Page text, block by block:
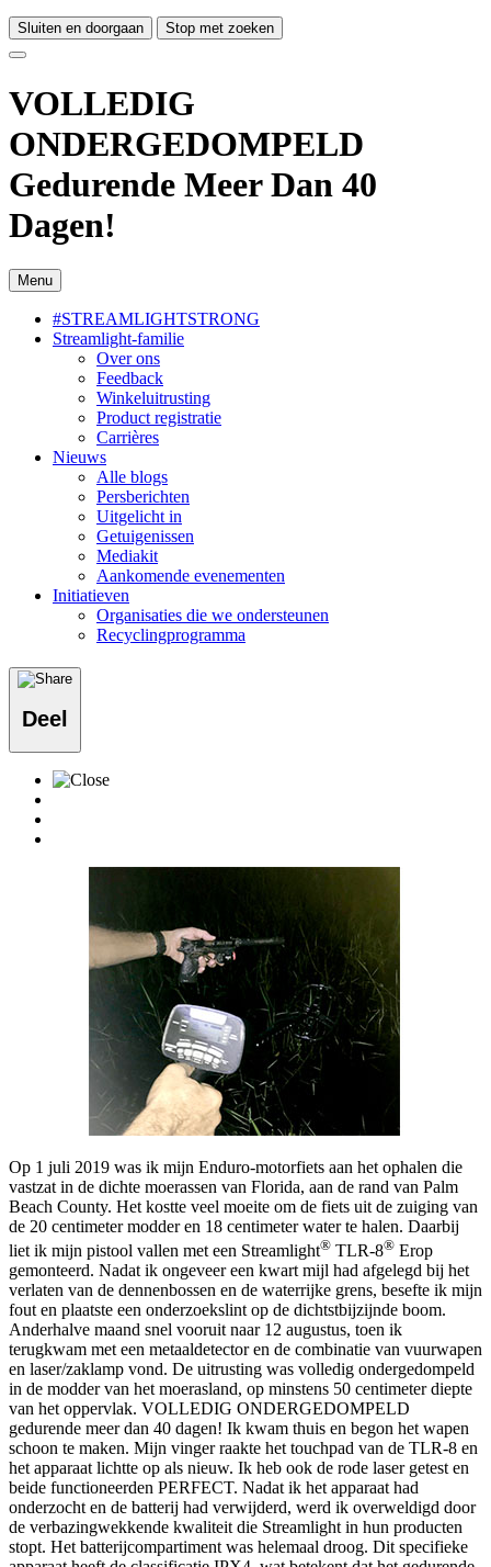
Sluiten en doorgaan Stop met zoeken
VOLLEDIG
ONDERGEDOMPELD
Gedurende Meer Dan 40
Dagen!
Menu
#STREAMLIGHTSTRONG
Streamlight-familie
Over ons
Feedback
Winkeluitrusting
Product registratie
Carrières
Nieuws
Alle blogs
Persberichten
Uitgelicht in
Getuigenissen
Mediakit
Aankomende evenementen
Initiatieven
Organisaties die we ondersteunen
Recyclingprogramma
Deel
Op 1 juli 2019 was ik mijn Enduro-motorfiets aan het ophalen die
vastzat in de dichte moerassen van Florida, aan de rand van Palm
Beach County. Het kostte veel moeite om de fiets uit de zuiging van
de 20 centimeter modder en 18 centimeter water te halen. Daarbij
liet ik mijn pistool vallen met een Streamlight® TLR-8® Erop
gemonteerd. Nadat ik ongeveer een kwart mijl had afgelegd bij het
verlaten van de dennenbossen en de waterrijke grens, besefte ik mijn
fout en plaatste een onderzoekslint op de dichtstbijzijnde boom.
Anderhalve maand snel vooruit naar 12 augustus, toen ik
terugkwam met een metaaldetector en de combinatie van vuurwapen
en laser/zaklamp vond. De uitrusting was volledig ondergedompeld
in de modder van het moerasland, op minstens 50 centimeter diepte
van het oppervlak. VOLLEDIG ONDERGEDOMPELD
gedurende meer dan 40 dagen! Ik kwam thuis en begon het wapen
schoon te maken. Mijn vinger raakte het touchpad van de TLR-8 en
het apparaat lichtte op als nieuw. Ik heb ook de rode laser getest en
beide functioneerden PERFECT. Nadat ik het apparaat had
onderzocht en de batterij had verwijderd, werd ik overweldigd door
de verbazingwekkende kwaliteit die Streamlight in hun producten
stopt. Het batterijcompartiment was helemaal droog. Dit specifieke